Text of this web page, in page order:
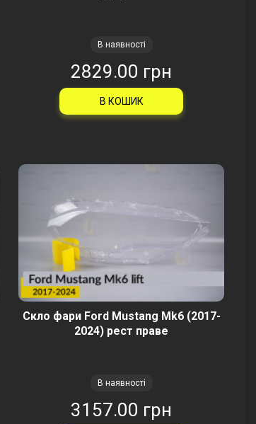
В наявності
2829.00 грн
В КОШИК
Скло фари Ford Mustang Mk6 (2017-
2024) рест праве
В наявності
3157.00 грн